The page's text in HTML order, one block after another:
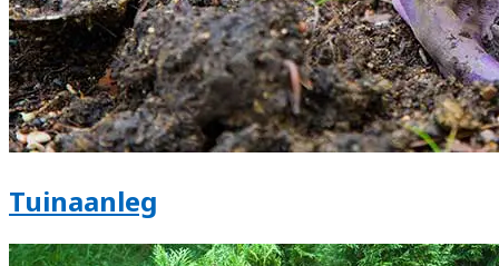
Tuinaanleg